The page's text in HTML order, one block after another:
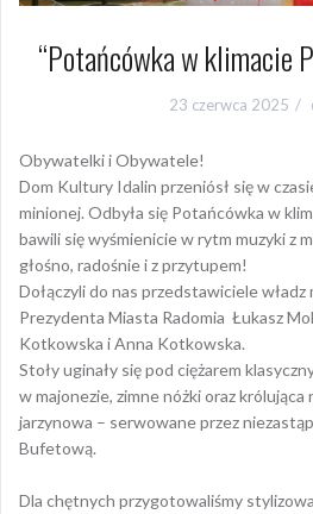
“Potańcówka w klimacie
23 czerwca 2025
Obywatelki i Obywatele!
Dom Kultury Idalin przeniósł się w
minionej. Odbyła się Potańcówka w
bawili się wyśmienicie w rytm muzyki z
głośno, radośnie i z przytupem!
Dołączyli do nas przedstawiciele władz
Prezydenta Miasta Radomia Łukasz
Kotkowska i Anna Kotkowska.
Stoły uginały się pod ciężarem
w majonezie, zimne nóżki oraz królująca
jarzynowa – serwowane przez
Bufetową.
Dla chętnych przygotowaliśmy